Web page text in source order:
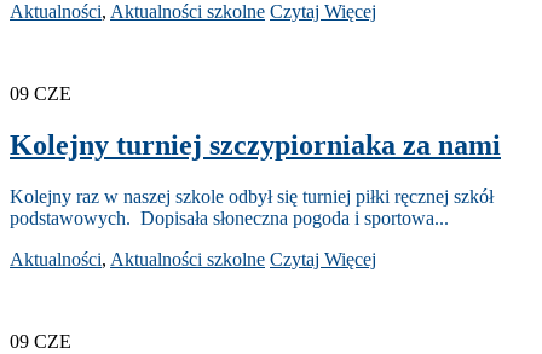
Aktualności, Aktualności szkolne Czytaj Więcej
09 CZE
Kolejny turniej szczypiorniaka za nami
Kolejny raz w naszej szkole odbył się turniej piłki ręcznej szkół
podstawowych. Dopisała słoneczna pogoda i sportowa...
Aktualności, Aktualności szkolne Czytaj Więcej
09 CZE